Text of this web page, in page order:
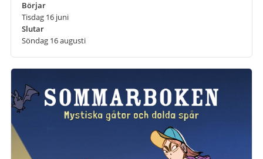
Börjar
Tisdag 16 juni
Slutar
Söndag 16 augusti